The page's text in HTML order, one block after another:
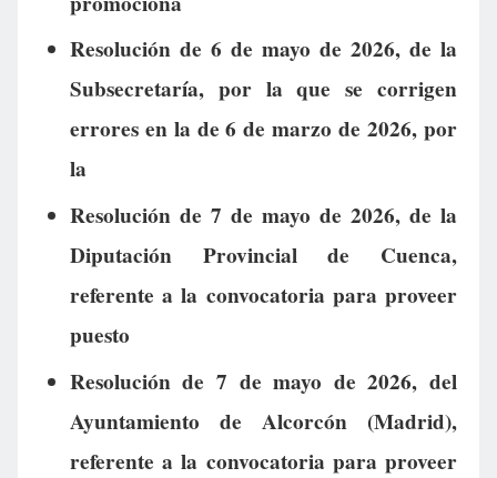
Resolución de 6 de mayo de 2026, de la
Subsecretaría, por la que se corrigen
errores en la de 6 de marzo de 2026, por
la
Resolución de 7 de mayo de 2026, de la
Diputación Provincial de Cuenca,
referente a la convocatoria para proveer
puesto
Resolución de 7 de mayo de 2026, del
Ayuntamiento de Alcorcón (Madrid),
referente a la convocatoria para proveer